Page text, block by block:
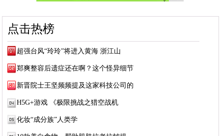
点击热榜
超强台风“玲玲”将进入黄海 浙江山
郑爽整容后遗症还在啊？这个怪异细节
新晋院士王坚频频提及这家科技公司的
H5G+游戏 《极限挑战之猎空战机
化妆“成分族”人类学